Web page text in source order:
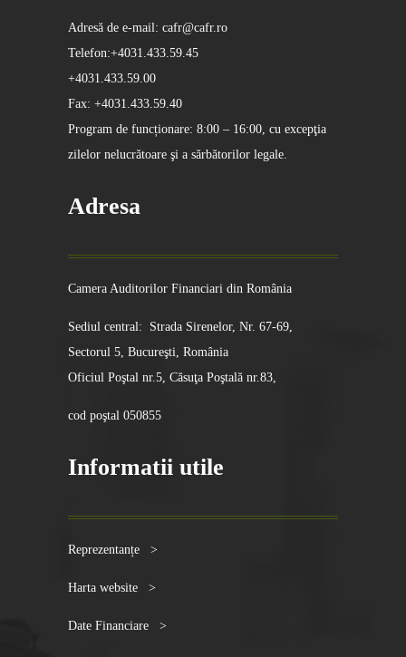
Adresă de e-mail: cafr@cafr.ro
Telefon:+4031.433.59.45
+4031.433.59.00
Fax: +4031.433.59.40
Program de funcționare: 8:00 – 16:00, cu excepţia
zilelor nelucrătoare şi a sărbătorilor legale.
Adresa
Camera Auditorilor Financiari din România
Sediul central: Strada Sirenelor, Nr. 67-69,
Sectorul 5, Bucureşti, România
Oficiul Poştal nr.5, Căsuţa Poştală nr.83,
cod poştal 050855
Informatii utile
Reprezentanțe >
Harta website >
Date Financiare >